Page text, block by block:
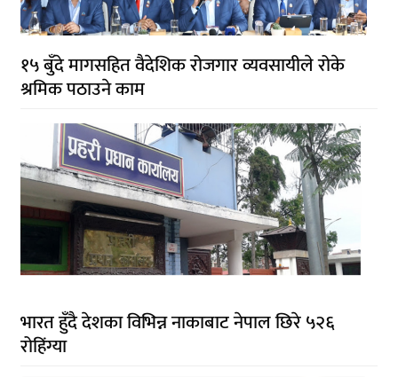
१५ बुँदे मागसहित वैदेशिक रोजगार व्यवसायीले रोके
श्रमिक पठाउने काम
भारत हुँदै देशका विभिन्न नाकाबाट नेपाल छिरे ५२६
रोहिंग्या